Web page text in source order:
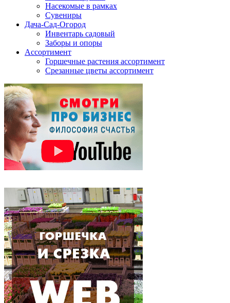
Насекомые в рамках
Сувениры
Дача-Сад-Огород
Инвентарь садовый
Заборы и опоры
Ассортимент
Горшечные растения ассортимент
Срезанные цветы ассортимент